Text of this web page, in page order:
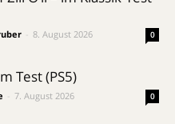
8. August 2026 0
Test (PS5)
7. August 2026 0